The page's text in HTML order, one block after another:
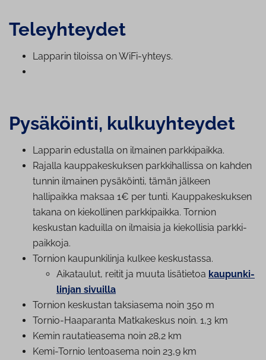
Te­leyh­tey­det
Lapparin tiloissa on WiFi-yhteys.
Pysäköinti, kul­ku­yh­tey­det
Lapparin edustalla on ilmainen park­ki­paik­ka.
Rajalla kaup­pa­kes­kuk­sen park­ki­hal­lis­sa on kahden
tunnin ilmainen pysäköinti, tämän jälkeen
hallipaikka maksaa 1€ per tunti. Kaup­pa­kes­kuk­sen
takana on kiekollinen park­ki­paik­ka. Tornion
keskustan kaduilla on ilmaisia ja kiekollisia park­ki­
paik­ko­ja.
Tornion kau­pun­ki­lin­ja kulkee keskustassa.
Aikataulut, reitit ja muuta lisätietoa kau­pun­ki­
lin­jan sivuilla
Tornion keskustan taksiasema noin 350 m
Tornio-Haaparanta Matkakeskus noin. 1,3 km
Kemin rau­ta­tie­a­se­ma noin 28,2 km
Kemi-Tornio lentoasema noin 23,9 km